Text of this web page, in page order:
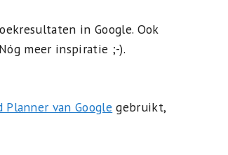
in Google. Ook
meer inspiratie ;-).
Planner van Google gebruikt,